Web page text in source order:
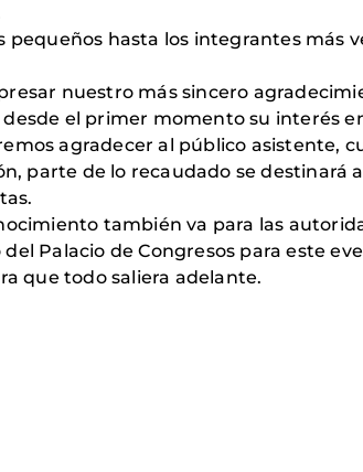
pequeños hasta los integrantes
nuestro más sincero
el primer momento su interés
agradecer al público asistente,
parte de lo recaudado se
también va para las
Palacio de Congresos para este
que todo saliera adelante.